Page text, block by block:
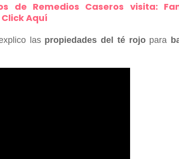
de Remedios Caseros visita:
Aquí
las propiedades del té rojopara